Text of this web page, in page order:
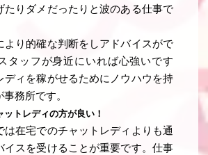
たりダメだったりと波のある仕事で
より的確な判断をしアドバイスがで
タッフが身近にいれば心強いです
ディを稼がせるためにノウハウを持
務所です。
トレディの方が良い！
は在宅でのチャットレディよりも通
イスを受けることが重要です。仕事